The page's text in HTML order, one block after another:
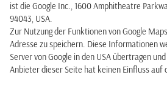
ist die Google Inc., 1600 Amphitheatre
94043, USA.
Zur Nutzung der Funktionen von Google
Adresse zu speichern. Diese Informationen
Server von Google in den USA übertragen
Anbieter dieser Seite hat keinen Einfluss auf